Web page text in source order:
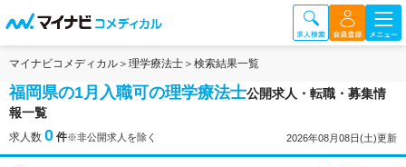
マイナビコメディカル 理学療法士 検索結果一覧
福岡県の1月入職可の理学療法士公開求人・転職・募集情
報一覧
求人数 0 件※非公開求人を除く 2026年08月08日(土)更新